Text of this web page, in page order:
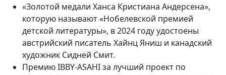
«Золотой медали Ханса Кристиана Андерсена»,
которую называют «Нобелевской премией
детской литературы», в 2024 году удостоены
австрийский писатель Хайнц Яниш и канадский
художник Сидней Смит.
Премию IBBY-ASAHI за лучший проект по